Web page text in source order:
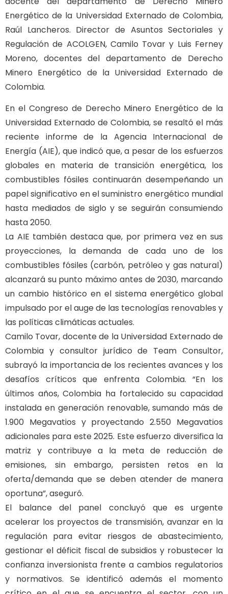
Energético de la Universidad Externado de Colombia,
Raúl Lancheros. Director de Asuntos Sectoriales y
Regulación de ACOLGEN, Camilo Tovar y Luis Ferney
Moreno, docentes del departamento de Derecho
Minero Energético de la Universidad Externado de
Colombia.
En el Congreso de Derecho Minero Energético de la
Universidad Externado de Colombia, se resaltó el más
reciente informe de la Agencia Internacional de
Energía (AIE), que indicó que, a pesar de los esfuerzos
globales en materia de transición energética, los
combustibles fósiles continuarán desempeñando un
papel significativo en el suministro energético mundial
hasta mediados de siglo y se seguirán consumiendo
hasta 2050.
La AIE también destaca que, por primera vez en sus
proyecciones, la demanda de cada uno de los
combustibles fósiles (carbón, petróleo y gas natural)
alcanzará su punto máximo antes de 2030, marcando
un cambio histórico en el sistema energético global
impulsado por el auge de las tecnologías renovables y
las políticas climáticas actuales.
Camilo Tovar, docente de la Universidad Externado de
Colombia y consultor jurídico de Team Consultor,
subrayó la importancia de los recientes avances y los
desafíos críticos que enfrenta Colombia. “En los
últimos años, Colombia ha fortalecido su capacidad
instalada en generación renovable, sumando más de
1.900 Megavatios y proyectando 2.550 Megavatios
adicionales para este 2025. Este esfuerzo diversifica la
matriz y contribuye a la meta de reducción de
emisiones, sin embargo, persisten retos en la
oferta/demanda que se deben atender de manera
oportuna”, aseguró.
El balance del panel concluyó que es urgente
acelerar los proyectos de transmisión, avanzar en la
regulación para evitar riesgos de abastecimiento,
gestionar el déficit fiscal de subsidios y robustecer la
confianza inversionista frente a cambios regulatorios
y normativos. Se identificó además el momento